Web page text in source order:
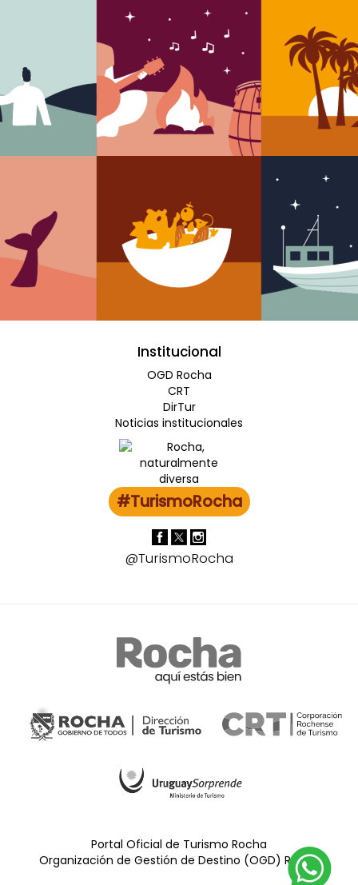
Institucional
OGD Rocha
CRT
DirTur
Noticias institucionales
#TurismoRocha
@TurismoRocha
Portal Oficial de Turismo Rocha
Organización de Gestión de Destino (OGD) Rocha